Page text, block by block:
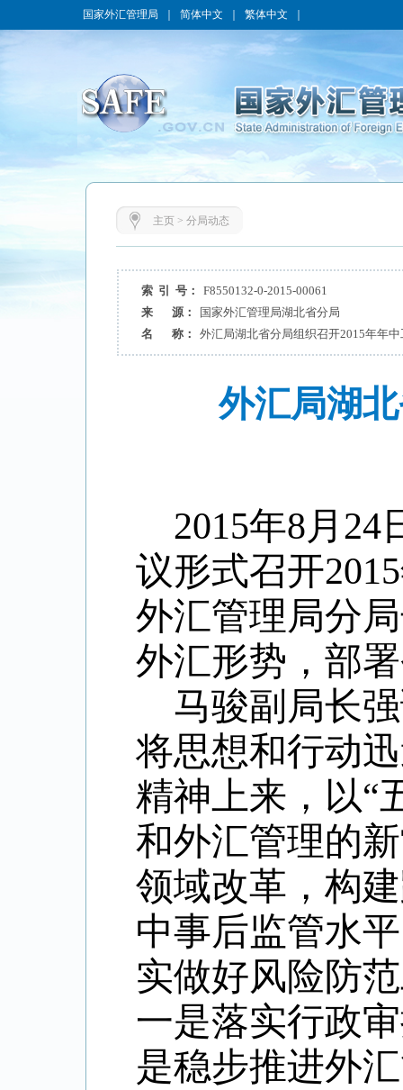
国家外汇管理局 简体中文 繁体中文
主页> 分局动态
索 引 号：
F8550132-0-2015-00061
来 源：
国家外汇管理局湖北省分局
名 称：
外汇局湖北省分局组织召开2015年年中
外汇局湖
2015年8月 24
议形式召开2015
外汇管理局分
外汇形势，部
马骏副局长
将思想和行动
精神上来，以“
和外汇管理的
领域改革，构
中事后监管水
实做好风险防
一是落实行政
是稳步推进外